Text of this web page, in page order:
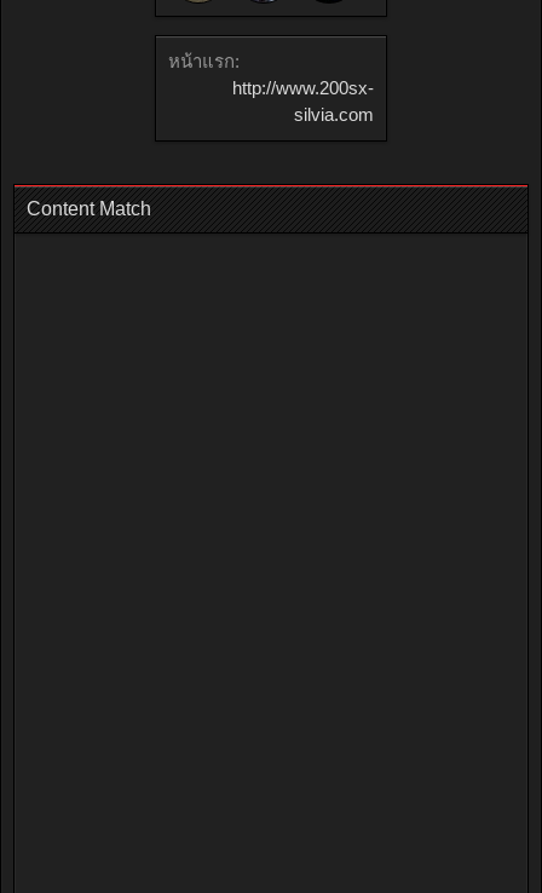
หน้าแรก:
http://www.200sx-
silvia.com
Content Match